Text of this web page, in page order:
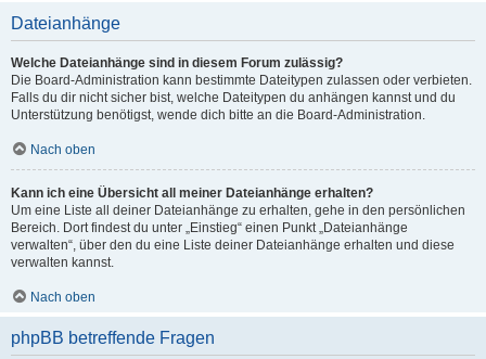
Dateianhänge
Welche Dateianhänge sind in diesem Forum zulässig?
Die Board-Administration kann bestimmte Dateitypen zulassen oder verbieten.
Falls du dir nicht sicher bist, welche Dateitypen du anhängen kannst und du
Unterstützung benötigst, wende dich bitte an die Board-Administration.
Nach oben
Kann ich eine Übersicht all meiner Dateianhänge erhalten?
Um eine Liste all deiner Dateianhänge zu erhalten, gehe in den persönlichen
Bereich. Dort findest du unter „Einstieg“ einen Punkt „Dateianhänge
verwalten“, über den du eine Liste deiner Dateianhänge erhalten und diese
verwalten kannst.
Nach oben
phpBB betreffende Fragen